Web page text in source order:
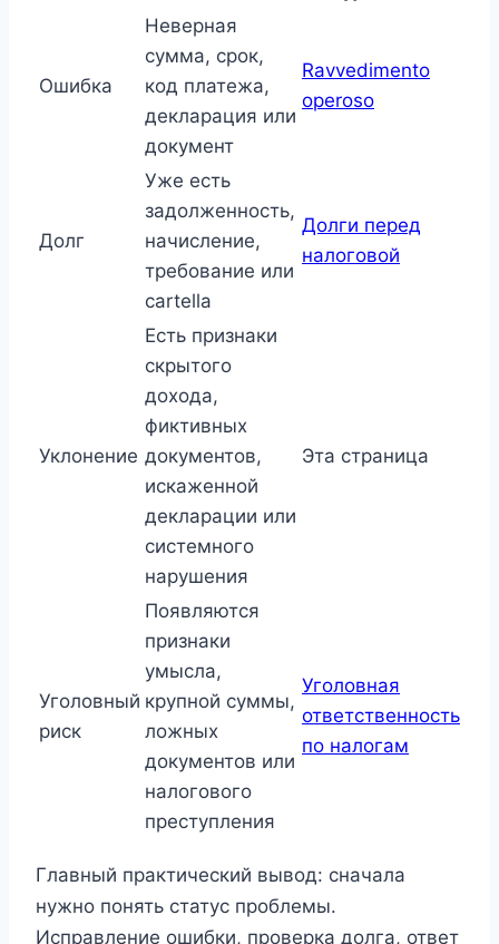
Ошибка
Неверная
сумма, срок,
код платежа,
декларация или
документ
Ravvedimento
operoso
Долг
Уже есть
задолженность,
начисление,
требование или
cartella
Долги перед
налоговой
Уклонение
Есть признаки
скрытого
дохода,
фиктивных
документов,
искаженной
декларации или
системного
нарушения
Эта страница
Уголовный
риск
Появляются
признаки
умысла,
крупной суммы,
ложных
документов или
налогового
преступления
Уголовная
ответственность
по налогам
Главный практический вывод: сначала
нужно понять статус проблемы.
Исправление ошибки, проверка долга, ответ